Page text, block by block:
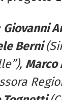
Giovanni
Berni
Marco